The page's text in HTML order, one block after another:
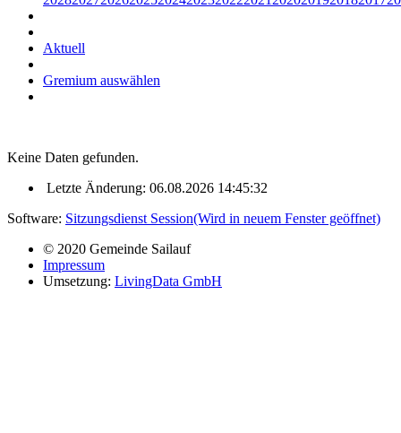
Aktuell
Gremium auswählen
Keine Daten gefunden.
Letzte Änderung: 06.08.2026 14:45:32
Software: Sitzungsdienst Session(Wird in neuem Fenster geöffnet)
© 2020 Gemeinde Sailauf
Impressum
Umsetzung: LivingData GmbH